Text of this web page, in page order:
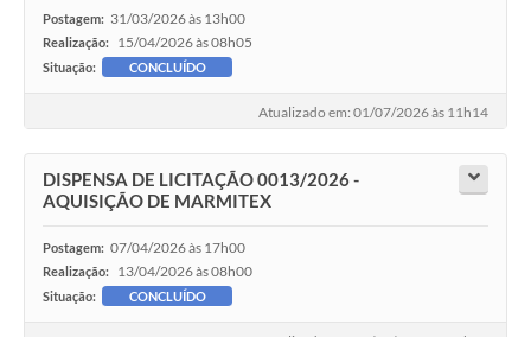
Postagem: 31/03/2026 às 13h00
Realização: 15/04/2026 às 08h05
Situação: CONCLUÍDO
Atualizado em: 01/07/2026 às 11h14
DISPENSA DE LICITAÇÃO 0013/2026 -
AQUISIÇÃO DE MARMITEX
Postagem: 07/04/2026 às 17h00
Realização: 13/04/2026 às 08h00
Situação: CONCLUÍDO